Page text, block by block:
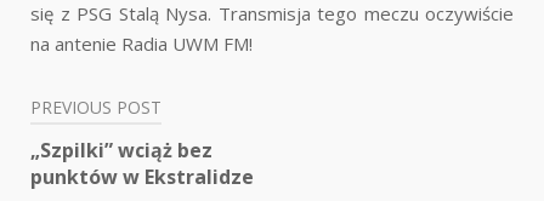
się z PSG Stalą Nysa. Transmisja tego meczu oczywiście
na antenie Radia UWM FM!
Nawigacja
wpisu
PREVIOUS POST
„Szpilki” wciąż bez
punktów w Ekstralidze